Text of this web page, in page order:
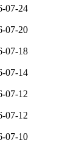
07-24
07-20
07-18
07-14
07-12
07-12
07-10